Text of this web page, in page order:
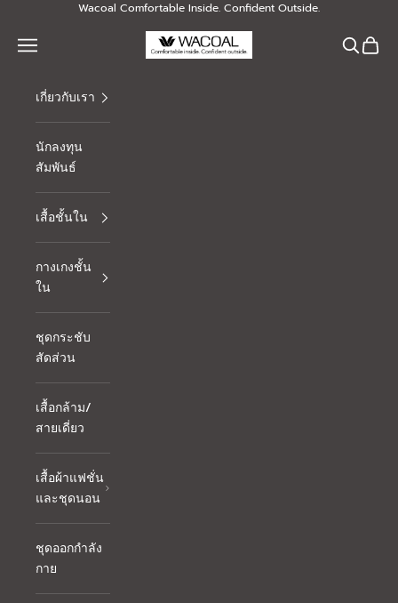
Skip to contentWacoal Comfortable Inside. Confident Outside.
Thai Wacoal Public Company Limited
Navigation menu Search
Cart
เกี่ยวกับเรา
นักลงทุน
สัมพันธ์
เสื้อชั้นใน
กางเกงชั้น
ใน
ชุดกระชับ
สัดส่วน
เสื้อกล้าม/
สายเดี่ยว
เสื้อผ้าแฟชั่น
และชุดนอน
ชุดออกกำลัง
กาย